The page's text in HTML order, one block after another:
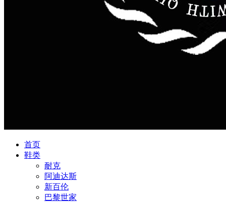
首页
鞋类
耐克
阿迪达斯
新百伦
巴黎世家